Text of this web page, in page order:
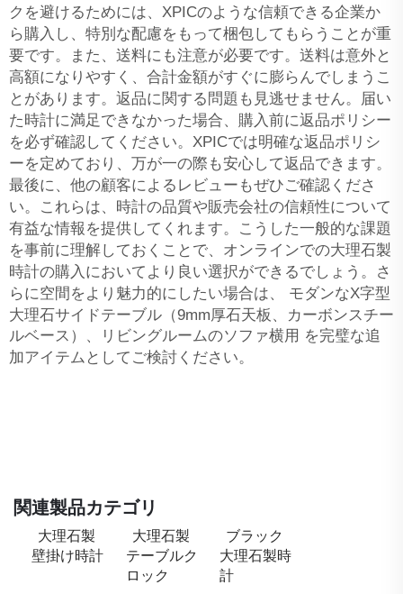
クを避けるためには、XPICのような信頼できる企業か
ら購入し、特別な配慮をもって梱包してもらうことが重
要です。また、送料にも注意が必要です。送料は意外と
高額になりやすく、合計金額がすぐに膨らんでしまうこ
とがあります。返品に関する問題も見逃せません。届い
た時計に満足できなかった場合、購入前に返品ポリシー
を必ず確認してください。XPICでは明確な返品ポリシ
ーを定めており、万が一の際も安心して返品できます。
最後に、他の顧客によるレビューもぜひご確認くださ
い。これらは、時計の品質や販売会社の信頼性について
有益な情報を提供してくれます。こうした一般的な課題
を事前に理解しておくことで、オンラインでの大理石製
時計の購入においてより良い選択ができるでしょう。さ
らに空間をより魅力的にしたい場合は、 モダンなX字型
大理石サイドテーブル（9mm厚石天板、カーボンスチー
ルベース）、リビングルームのソファ横用 を完璧な追
加アイテムとしてご検討ください。
関連製品カテゴリ
大理石製
壁掛け時計
大理石製
テーブルク
ロック
ブラック
大理石製時
計